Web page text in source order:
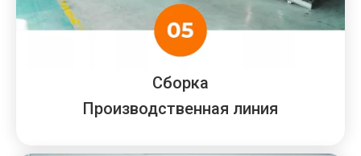
Сборка
Производственная линия